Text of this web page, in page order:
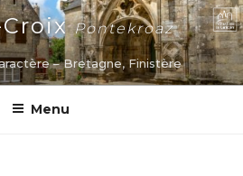
Pontekroaz
– Bretagne, Finistère
Menu